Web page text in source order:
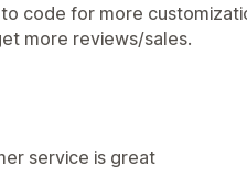
code for more
more reviews/sales.
service is great